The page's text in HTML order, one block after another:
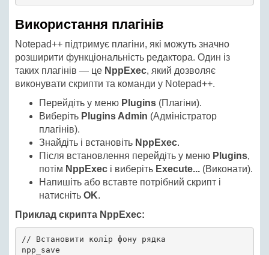
Використання плагінів
Notepad++ підтримує плагіни, які можуть значно
розширити функціональність редактора. Один із
таких плагінів — це NppExec, який дозволяє
виконувати скрипти та команди у Notepad++.
Перейдіть у меню Plugins (Плагіни).
Виберіть Plugins Admin (Адміністратор
плагінів).
Знайдіть і встановіть NppExec.
Після встановлення перейдіть у меню Plugins,
потім NppExec і виберіть Execute... (Виконати).
Напишіть або вставте потрібний скрипт і
натисніть OK.
Приклад скрипта NppExec:
// Встановити колір фону рядка
npp_save